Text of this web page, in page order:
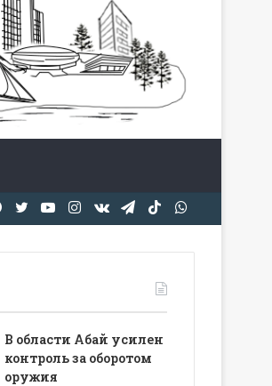
TikTok
Telegram
vk.com
Instagram
YouTube
Twitter
Facebook
В области Абай усилен
контроль за оборотом
оружия